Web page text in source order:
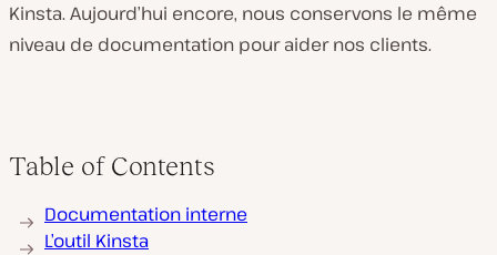
Kinsta. Aujourd’hui encore, nous conservons le même
niveau de documentation pour aider nos clients.
Table of Contents
Documentation interne
L’outil Kinsta